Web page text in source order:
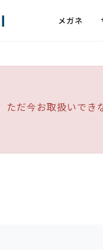
メガネ
だ今お取扱いでき